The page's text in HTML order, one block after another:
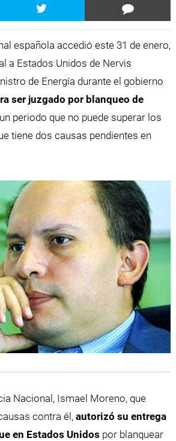
española accedió este 31 de enero,
a Estados Unidos de Nervis
de Energía durante el gobierno
ser juzgado por blanqueo de
periodo que no puede superar los
tiene dos causas pendientes en
Nacional, Ismael Moreno, que
contra él,autorizó su entrega
en Estados Unidos por blanquear